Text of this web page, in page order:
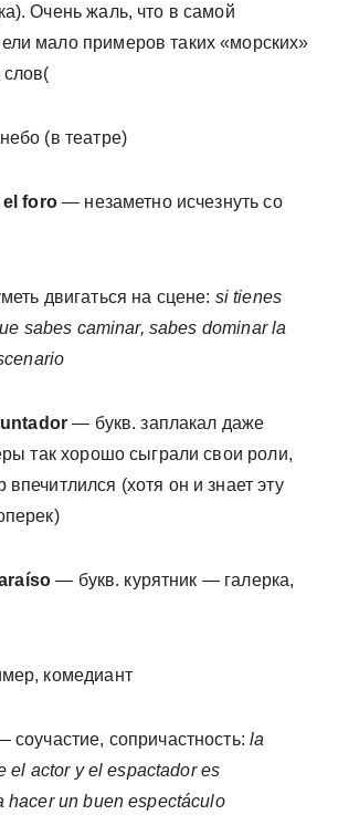
Очень жаль, что в самой
мало примеров таких «морских»
(в театре)
el foro— незаметно исчезнуть со
двигаться на сцене: si tienes
sabes caminar, sabes dominar la
— букв. заплакал даже
так хорошо сыграли свои роли,
(хотя он и знает эту
— букв. курятник — галерка,
комедиант
соучастие, сопричастность:la
el actor y el espactador es
hacer un buen espectáculo